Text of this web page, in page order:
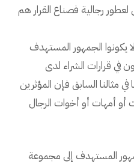
رجالية فصناع القرار هم
يكونوا الجمهور المستهدف
في قرارات الشراء لدى
مثالنا السابق فإن المؤثرين
أو أمهات أو أخوات الرجال
المستهدف إلى مجموعة